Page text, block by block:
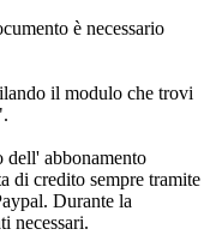
è necessario
il modulo che trovi
dell' abbonamento
di credito sempre tramite
Durante la
necessari.